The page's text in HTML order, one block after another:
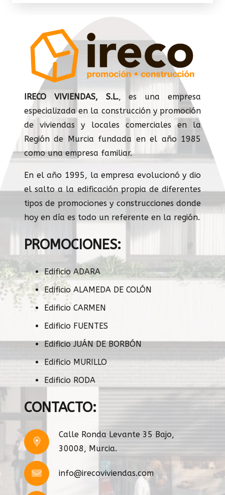
IRECO VIVIENDAS, S.L., es una empresa
especializada en la construcción y promoción
de viviendas y locales comerciales en la
Región de Murcia fundada en el año 1985
como una empresa familiar.
En el año 1995, la empresa evolucionó y dio
el salto a la edificación propia de diferentes
tipos de promociones y construcciones donde
hoy en día es todo un referente en la región.
PROMOCIONES:
Edificio ADARA
Edificio ALAMEDA DE COLÓN
Edificio CARMEN
Edificio FUENTES
Edificio JUÁN DE BORBÓN
Edificio MURILLO
Edificio RODA
CONTACTO:
Calle Ronda Levante 35 Bajo,
30008, Murcia.
info@irecoviviendas.com